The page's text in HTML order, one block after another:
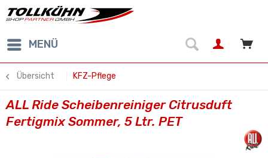
MENÜ
Übersicht KFZ-Pflege
ALL Ride Scheibenreiniger Citrusduft
Fertigmix Sommer, 5 Ltr. PET